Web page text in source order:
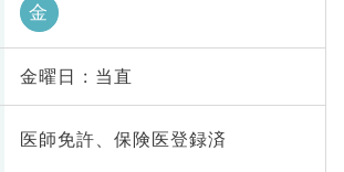
金
金曜日 : 当直
医師免許、保険医登録済